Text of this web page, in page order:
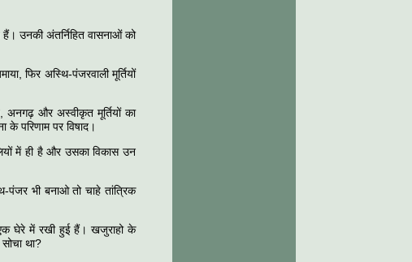
उनकी अंतर्निहित वासनाओं को
फिर अस्थि-पंजरवाली मूर्तियों
अनगढ़ और अस्वीकृत मूर्तियों का
के परिणाम पर विषाद।
में ही है और उसका विकास उन
भी बनाओ तो चाहे तांत्रिक
एक घेरे में रखी हुई हैं। खजुराहो के
था?